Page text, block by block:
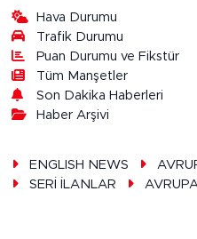
Hava Durumu
Trafik Durumu
Puan Durumu ve Fikstür
Tüm Manşetler
Son Dakika Haberleri
Haber Arşivi
ENGLISH NEWS
SERİ İLANLAR